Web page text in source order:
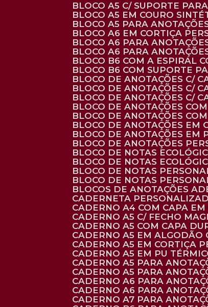
BLOCO A5 C/ SUPORTE
BLOCO A5 EM COURO
BLOCO A5 PARA
BLOCO A6 EM CORTIÇA
BLOCO A6 PARA
BLOCO A6 PARA
BLOCO B6 COM A ESPIRAL
BLOCO B6 COM SUPORTE
BLOCO DE ANOTAÇÕES C/
BLOCO DE ANOTAÇÕES C/
BLOCO DE ANOTAÇÕES C/
BLOCO DE ANOTAÇÕES
BLOCO DE ANOTAÇÕES
BLOCO DE ANOTAÇÕES EM
BLOCO DE ANOTAÇÕES EM
BLOCO DE ANOTAÇÕES
BLOCO DE NOTAS
BLOCO DE NOTAS
BLOCO DE NOTAS
BLOCO DE NOTAS
BLOCOS DE ANOTAÇÕES
CADERNETA
CADERNO A4 COM CAPA
CADERNO A5 C/ FECHO
CADERNO A5 COM CAPA
CADERNO A5 EM ALGODÃO
CADERNO A5 EM CORTIÇA
CADERNO A5 EM PU
CADERNO A5 PARA
CADERNO A5 PARA
CADERNO A6 PARA
CADERNO A6 PARA
CADERNO A7 PARA